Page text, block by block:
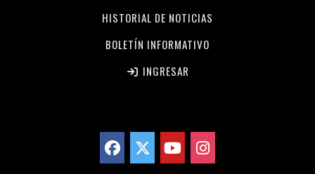
HISTORIAL DE NOTICIAS
BOLETÍN INFORMATIVO
INGRESAR